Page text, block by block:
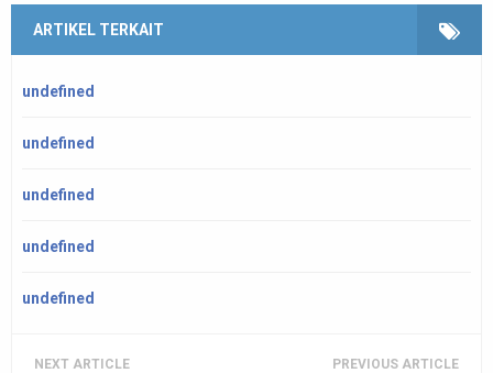
ARTIKEL TERKAIT
undefined
undefined
undefined
undefined
undefined
NEXT ARTICLE PREVIOUS ARTICLE